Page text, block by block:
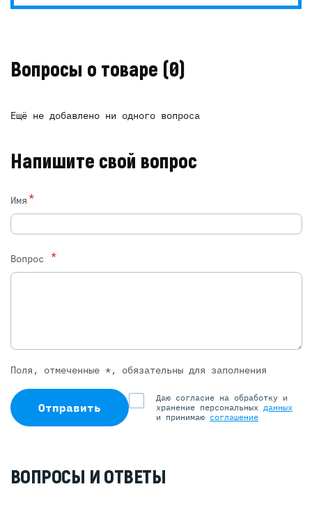
Вопросы о товаре (0)
Ещё не добавлено ни одного вопроса
Напишите свой вопрос
Имя*
Вопрос *
Поля, отмеченные *, обязательны для заполнения
Отправить
Даю согласие на обработку и
хранение персональных данных
и принимаю соглашение
ВОПРОСЫ И ОТВЕТЫ